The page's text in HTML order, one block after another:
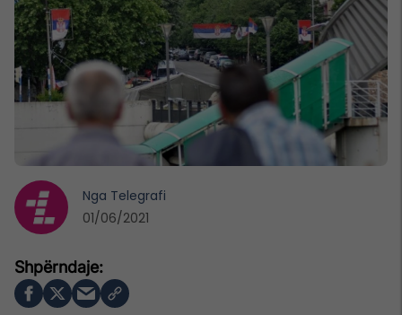
Nga Telegrafi
01/06/2021